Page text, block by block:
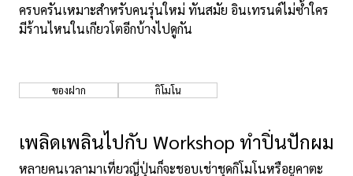
ครบครันเหมาะสำหรับคนรุ่นใหม่ ทันสมัย อินเทรนด์ไม่ซ้ำใคร
มีร้านไหนในเกียวโตอีกบ้างไปดูกัน
ของฝาก กิโมโน
เพลิดเพลินไปกับ Workshop ทำปิ่นปักผม
หลายคนเวลามาเที่ยวญี่ปุ่นก็จะชอบเช่าชุดกิโมโนหรือยูคาตะ